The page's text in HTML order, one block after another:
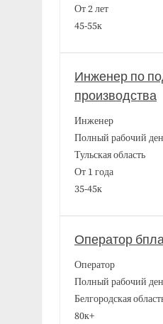
От 2 лет
45-55к
Инженер по
производства
Инженер
Полный рабочий
Тульская область
От 1 года
35-45к
Оператор
Оператор
Полный рабочий
Белгородская
80к+